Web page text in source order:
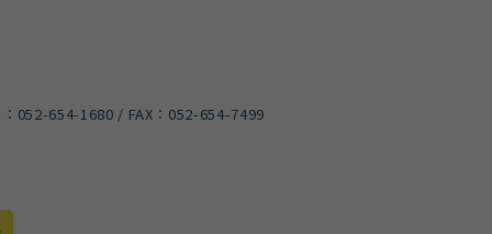
052-654-1680 / FAX：052-654-7499